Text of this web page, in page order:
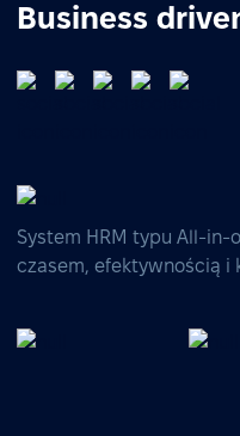
Business
System HRM typu All-in-
czasem, efektywnością i